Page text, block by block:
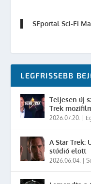
SFportal Sci-Fi
LEGFRISSEBB
Teljesen új
Trek
2026.07.20.
A Star Trek:
stúdió előtt
2026.06.04. |